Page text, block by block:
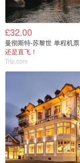
£32.00
曼彻斯特-苏黎世 单程机票
还是直飞！
Trip.com